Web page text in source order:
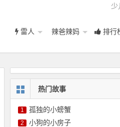
少
雷人 辣爸辣妈 排行
热门故事
1 孤独的小螃蟹
2 小狗的小房子